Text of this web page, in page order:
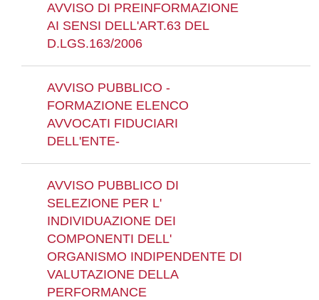
AVVISO DI PREINFORMAZIONE
AI SENSI DELL'ART.63 DEL
D.LGS.163/2006
AVVISO PUBBLICO -
FORMAZIONE ELENCO
AVVOCATI FIDUCIARI
DELL'ENTE-
AVVISO PUBBLICO DI
SELEZIONE PER L'
INDIVIDUAZIONE DEI
COMPONENTI DELL'
ORGANISMO INDIPENDENTE DI
VALUTAZIONE DELLA
PERFORMANCE